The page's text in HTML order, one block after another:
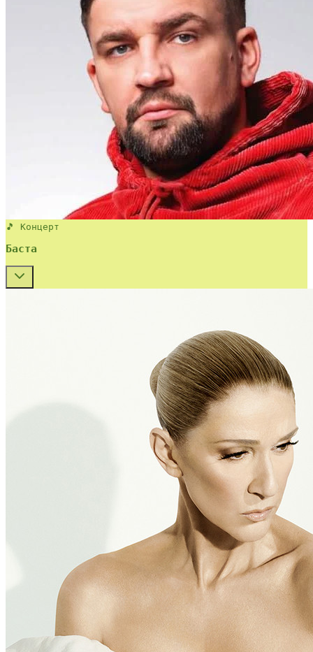
🎵 Концерт
Баста